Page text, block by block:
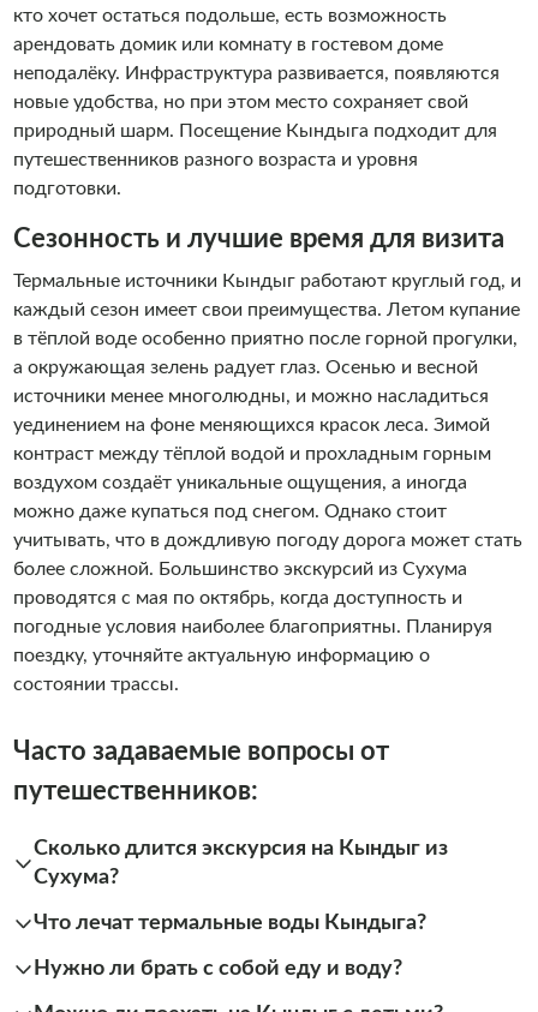
кто хочет остаться подольше, есть возможность
арендовать домик или комнату в гостевом доме
неподалёку. Инфраструктура развивается, появляются
новые удобства, но при этом место сохраняет свой
природный шарм. Посещение Кындыга подходит для
путешественников разного возраста и уровня
подготовки.
Сезонность и лучшие время для визита
Термальные источники Кындыг работают круглый год, и
каждый сезон имеет свои преимущества. Летом купание
в тёплой воде особенно приятно после горной прогулки,
а окружающая зелень радует глаз. Осенью и весной
источники менее многолюдны, и можно насладиться
уединением на фоне меняющихся красок леса. Зимой
контраст между тёплой водой и прохладным горным
воздухом создаёт уникальные ощущения, а иногда
можно даже купаться под снегом. Однако стоит
учитывать, что в дождливую погоду дорога может стать
более сложной. Большинство экскурсий из Сухума
проводятся с мая по октябрь, когда доступность и
погодные условия наиболее благоприятны. Планируя
поездку, уточняйте актуальную информацию о
состоянии трассы.
Часто задаваемые вопросы от
путешественников:
Сколько длится экскурсия на Кындыг из
Сухума?
Что лечат термальные воды Кындыга?
Нужно ли брать с собой еду и воду?